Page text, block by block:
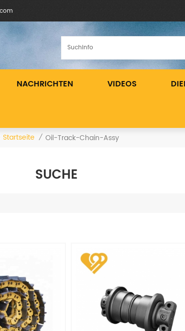
NACHRICHTEN VIDEOS
Startseite / Oil-Track-Chain-Assy
SUCHE